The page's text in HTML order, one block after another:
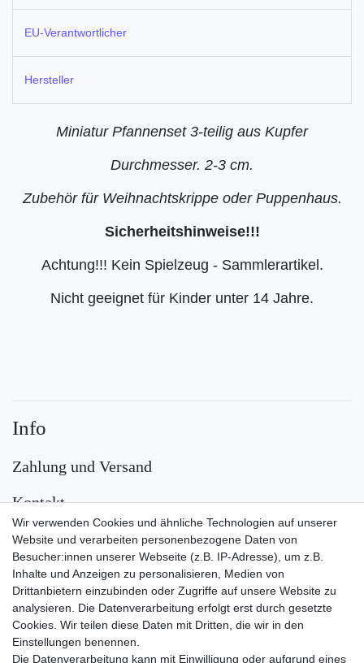
EU-Verantwortlicher
Hersteller
Miniatur Pfannenset 3-teilig aus Kupfer
Durchmesser. 2-3 cm.
Zubehör für Weihnachtskrippe oder Puppenhaus.
Sicherheitshinweise!!!
Achtung!!! Kein Spielzeug - Sammlerartikel.
Nicht geeignet für Kinder unter 14 Jahre.
Wir verwenden Cookies und ähnliche Technologien auf unserer
Website und verarbeiten personenbezogene Daten von
Besucher:innen unserer Webseite (z.B. IP-Adresse), um z.B.
Inhalte und Anzeigen zu personalisieren, Medien von
Drittanbietern einzubinden oder Zugriffe auf unsere Website zu
analysieren. Die Datenverarbeitung erfolgt erst durch gesetzte
Cookies. Wir teilen diese Daten mit Dritten, die wir in den
Einstellungen benennen.
Die Datenverarbeitung kann mit Einwilligung oder aufgrund eines
Info
Zahlung und Versand
Kontakt
Versand